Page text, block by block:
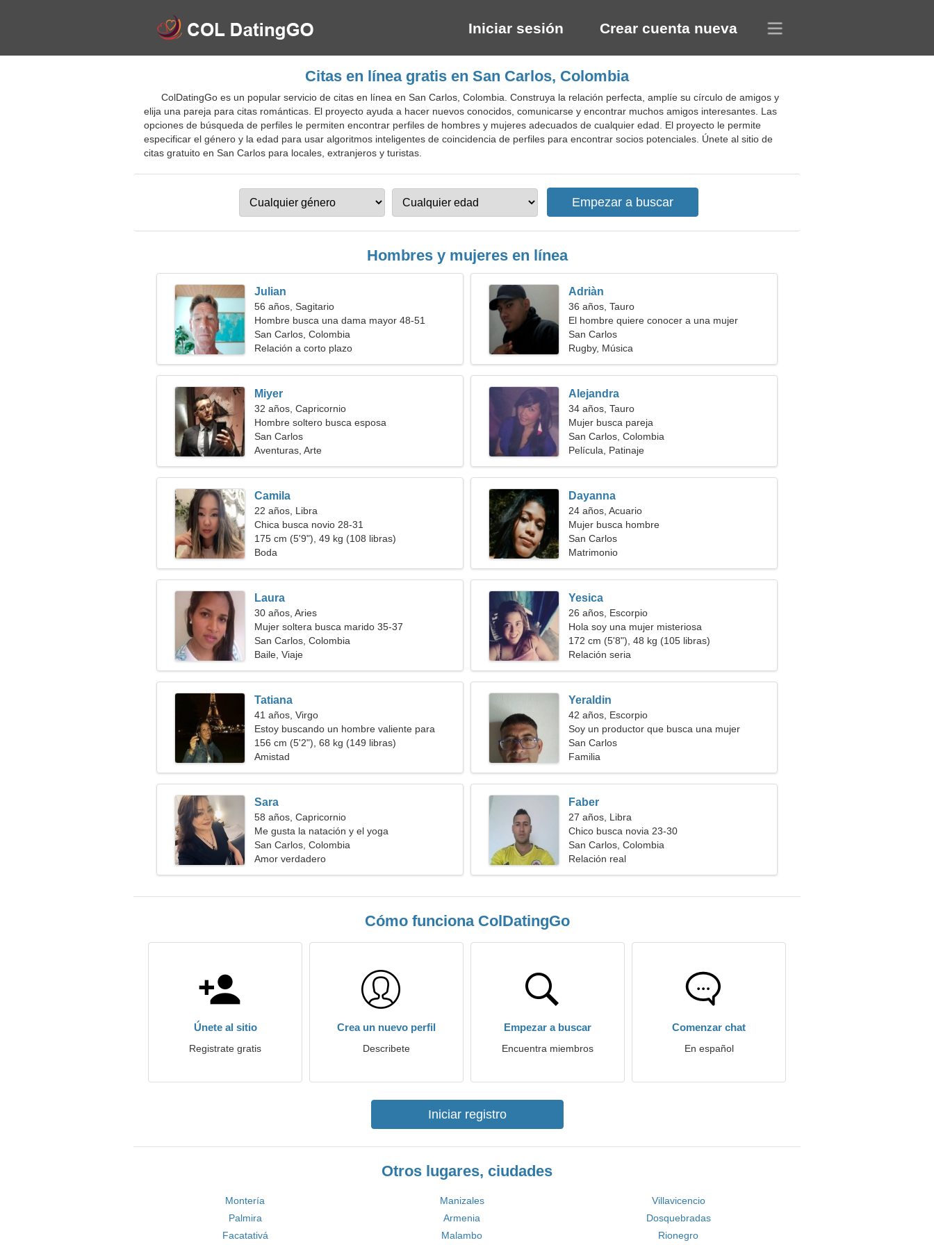
Iniciar sesión Crear cuenta nueva
Citas en línea gratis en San Carlos, Colombia
ColDatingGo es un popular servicio de citas en línea en San Carlos, Colombia. Construya la relación perfecta, amplíe su círculo de amigos y
elija una pareja para citas románticas. El proyecto ayuda a hacer nuevos conocidos, comunicarse y encontrar muchos amigos interesantes. Las
opciones de búsqueda de perfiles le permiten encontrar perfiles de hombres y mujeres adecuados de cualquier edad. El proyecto le permite
especificar el género y la edad para usar algoritmos inteligentes de coincidencia de perfiles para encontrar socios potenciales. Únete al sitio de
citas gratuito en San Carlos para locales, extranjeros y turistas.
Hombres y mujeres en línea
Julian
56 años, Sagitario
Hombre busca una dama mayor 48-51
San Carlos, Colombia
Relación a corto plazo
Adriàn
36 años, Tauro
El hombre quiere conocer a una mujer
San Carlos
Rugby, Música
Miyer
32 años, Capricornio
Hombre soltero busca esposa
San Carlos
Aventuras, Arte
Alejandra
34 años, Tauro
Mujer busca pareja
San Carlos, Colombia
Película, Patinaje
Camila
22 años, Libra
Chica busca novio 28-31
175 cm (5'9"), 49 kg (108 libras)
Boda
Dayanna
24 años, Acuario
Mujer busca hombre
San Carlos
Matrimonio
Laura
30 años, Aries
Mujer soltera busca marido 35-37
San Carlos, Colombia
Baile, Viaje
Yesica
26 años, Escorpio
Hola soy una mujer misteriosa
172 cm (5'8"), 48 kg (105 libras)
Relación seria
Tatiana
41 años, Virgo
Estoy buscando un hombre valiente para
caminar juntos
156 cm (5'2"), 68 kg (149 libras)
Amistad
Yeraldin
42 años, Escorpio
Soy un productor que busca una mujer
excepcional
San Carlos
Familia
Sara
58 años, Capricornio
Me gusta la natación y el yoga
San Carlos, Colombia
Amor verdadero
Faber
27 años, Libra
Chico busca novia 23-30
San Carlos, Colombia
Relación real
Cómo funciona ColDatingGo
Únete al sitio
Registrate gratis
Crea un nuevo perfil
Describete
Empezar a buscar
Encuentra miembros
Comenzar chat
En español
Iniciar registro
Otros lugares, ciudades
Montería Manizales
Villavicencio
Palmira
Armenia
Dosquebradas
Facatativá
Malambo Rionegro